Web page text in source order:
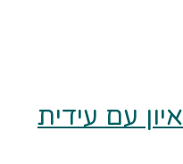
עם עידית